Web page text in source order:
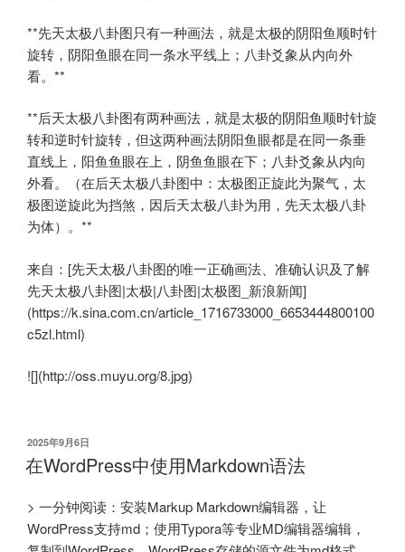
**先天太极八卦图只有一种画法，就是太极的阴阳鱼顺时针
旋转，阴阳鱼眼在同一条水平线上；八卦爻象从内向外
看。**
**后天太极八卦图有两种画法，就是太极的阴阳鱼顺时针旋
转和逆时针旋转，但这两种画法阴阳鱼眼都是在同一条垂
直线上，阳鱼鱼眼在上，阴鱼鱼眼在下；八卦爻象从内向
外看。（在后天太极八卦图中：太极图正旋此为聚气，太
极图逆旋此为挡煞，因后天太极八卦为用，先天太极八卦
为体）。**
来自：[先天太极八卦图的唯一正确画法、准确认识及了解
先天太极八卦图|太极|八卦图|太极图_新浪新闻]
(https://k.sina.com.cn/article_1716733000_6653444800100
c5zl.html)
![](http://oss.muyu.org/8.jpg)
发
布
于
2025年9月6日
在WordPress中使用Markdown语法
> 一分钟阅读：安装Markup Markdown编辑器，让
WordPress支持md；使用Typora等专业MD编辑器编辑，